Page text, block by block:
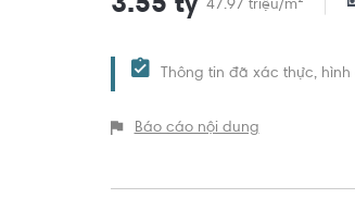
47.97 triệu/m²
Thông tin đã xác thực,
Báo cáo nội dung